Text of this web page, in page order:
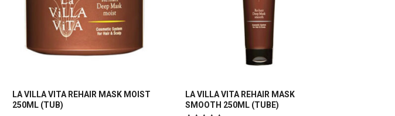
LA VILLA VITA REHAIR MASK MOIST
250ML (TUB)
LA VILLA VITA REHAIR MASK
SMOOTH 250ML (TUBE)